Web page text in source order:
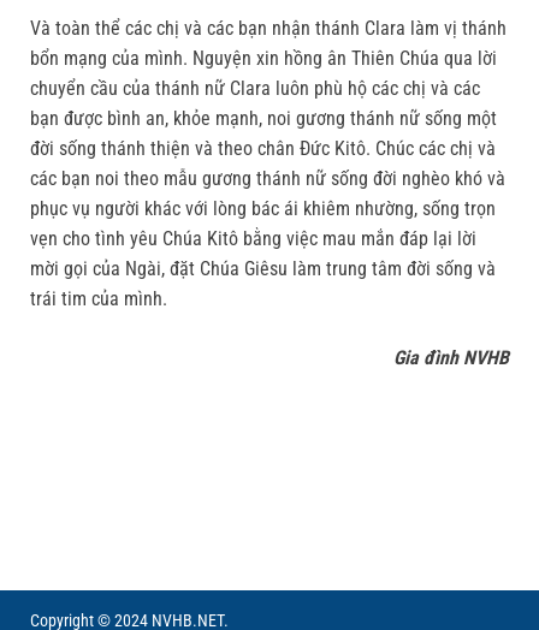
Và toàn thể các chị và các bạn nhận thánh Clara làm vị thánh
bổn mạng của mình. Nguyện xin hồng ân Thiên Chúa qua lời
chuyển cầu của thánh nữ Clara luôn phù hộ các chị và các
bạn được bình an, khỏe mạnh, noi gương thánh nữ sống một
đời sống thánh thiện và theo chân Đức Kitô. Chúc các chị và
các bạn noi theo mẫu gương thánh nữ sống đời nghèo khó và
phục vụ người khác với lòng bác ái khiêm nhường, sống trọn
vẹn cho tình yêu Chúa Kitô bằng việc mau mắn đáp lại lời
mời gọi của Ngài, đặt Chúa Giêsu làm trung tâm đời sống và
trái tim của mình.
Gia đình NVHB
Copyright © 2024 NVHB.NET.